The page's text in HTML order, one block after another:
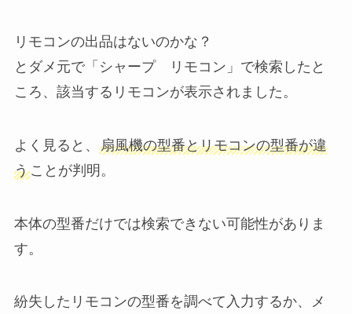
リモコンの出品はないのかな？
とダメ元で「シャープ リモコン」で検索したと
ころ、該当するリモコンが表示されました。
よく見ると、 扇風機の型番とリモコンの型番が違
うことが判明。
本体の型番だけでは検索できない可能性がありま
す。
紛失したリモコンの型番を調べて入力するか、メ